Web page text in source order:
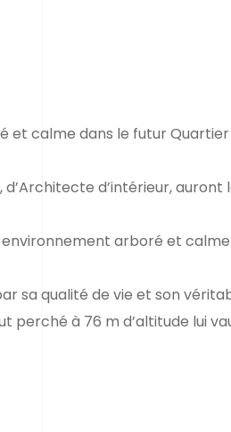
et calme dans le futur Quartier
d’intérieur, auront
arboré et
sa qualité de vie et son
perché à 76 m d’altitude lui